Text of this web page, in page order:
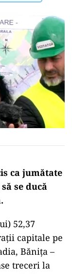
ca jumătate
se ducă
52,37
capitale pe
Bănița –
treceri la